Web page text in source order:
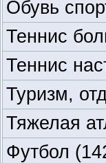
Обувь
Теннис
Теннис
Туризм,
Тяжелая
Футбол